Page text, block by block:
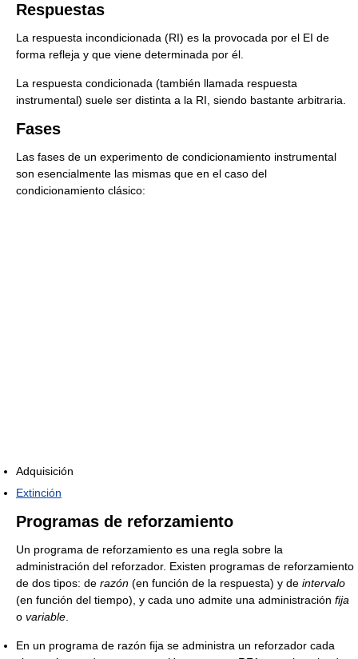
Respuestas
La respuesta incondicionada (RI) es la provocada por el EI de
forma refleja y que viene determinada por él.
La respuesta condicionada (también llamada respuesta
instrumental) suele ser distinta a la RI, siendo bastante arbitraria.
Fases
Las fases de un experimento de condicionamiento instrumental
son esencialmente las mismas que en el caso del
condicionamiento clásico:
Adquisición
Extinción
Programas de reforzamiento
Un programa de reforzamiento es una regla sobre la
administración del reforzador. Existen programas de reforzamiento
de dos tipos: de razón (en función de la respuesta) y de intervalo
(en función del tiempo), y cada uno admite una administración fija
o variable
En un programa de razón fija se administra un reforzador cada